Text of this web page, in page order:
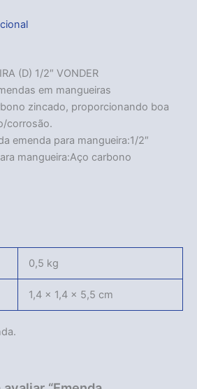
(D) 1/2″ VONDER
em mangueiras
zincado, proporcionando boa
corrosão.
emenda para mangueira:1/2″
mangueira:Aço carbono
0,5 kg
1,4 × 1,4 × 5,5 cm